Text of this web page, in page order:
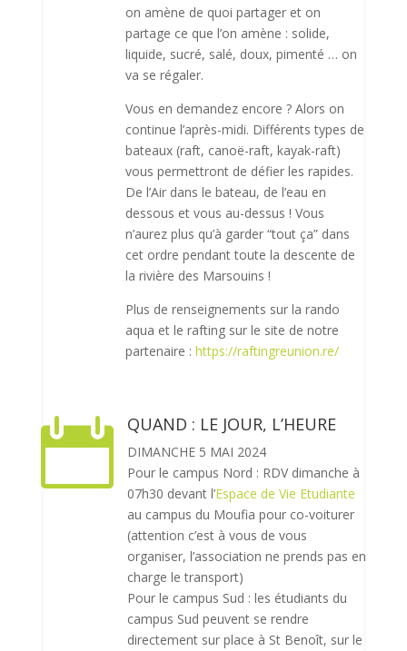
on amène de quoi partager et on
partage ce que l’on amène : solide,
liquide, sucré, salé, doux, pimenté … on
va se régaler.
Vous en demandez encore ? Alors on
continue l’après-midi. Différents types de
bateaux (raft, canoë-raft, kayak-raft)
vous permettront de défier les rapides.
De l’Air dans le bateau, de l’eau en
dessous et vous au-dessus ! Vous
n’aurez plus qu’à garder “tout ça” dans
cet ordre pendant toute la descente de
la rivière des Marsouins !
Plus de renseignements sur la rando
aqua et le rafting sur le site de notre
partenaire : https://raftingreunion.re/
 QUAND : LE JOUR, L’HEURE
DIMANCHE 5 MAI 2024
Pour le campus Nord : RDV dimanche à
07h30 devant l’Espace de Vie Etudiante
au campus du Moufia pour co-voiturer
(attention c’est à vous de vous
organiser, l’association ne prends pas en
charge le transport)
Pour le campus Sud : les étudiants du
campus Sud peuvent se rendre
directement sur place à St Benoît, sur le